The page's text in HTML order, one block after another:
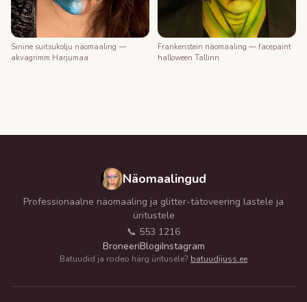
Sinine suitsukolju näomaaling —
akvagrimm Harjumaa
Frankenstein näomaaling — facepaint
halloween Tallinn
Näomaalingud
Professionaalne näomaaling ja glitter-tätoveering lastele ja
üritustele
📞 553 1216
BroneeriBlogiInstagram
Batuudid ja rodeo härg üritusele? batuudijuss.ee